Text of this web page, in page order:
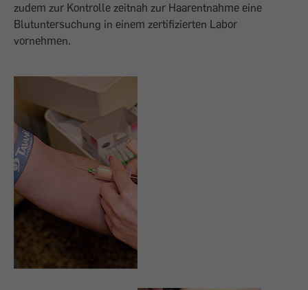
zudem zur Kontrolle zeitnah zur Haarentnahme eine
Blutuntersuchung in einem zertifizierten Labor
vornehmen.